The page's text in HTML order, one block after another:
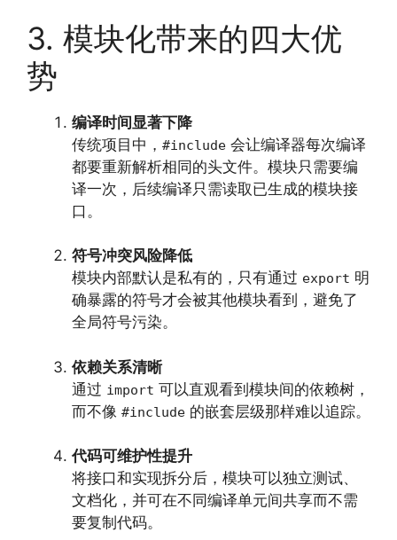
3. 模块化带来的四大优
势
编译时间显著下降
传统项目中， #include 会让编译器每次编译
都要重新解析相同的头文件。模块只需要编
译一次，后续编译只需读取已生成的模块接
口。
符号冲突风险降低
模块内部默认是私有的，只有通过 export 明
确暴露的符号才会被其他模块看到，避免了
全局符号污染。
依赖关系清晰
通过 import 可以直观看到模块间的依赖树，
而不像 #include 的嵌套层级那样难以追踪。
代码可维护性提升
将接口和实现拆分后，模块可以独立测试、
文档化，并可在不同编译单元间共享而不需
要复制代码。